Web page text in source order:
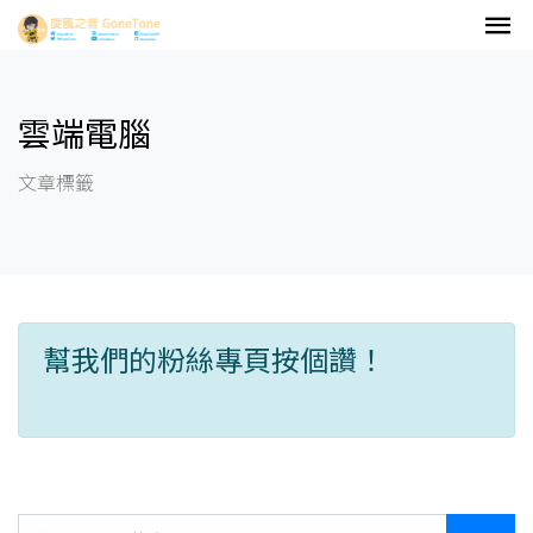
雲端電腦
文章標籤
幫我們的粉絲專頁按個讚！